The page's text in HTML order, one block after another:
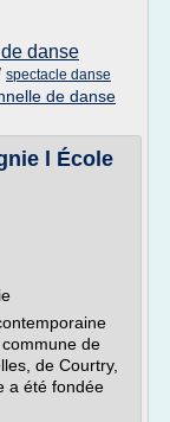
danse
spectacle danse
de danse
l École
de
de Courtry,
a été fondée